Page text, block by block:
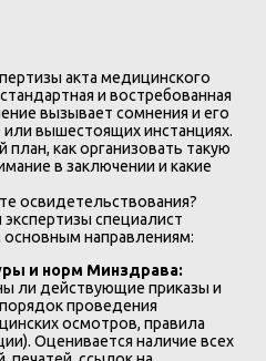
акта медицинского
и востребованная
вызывает сомнения и его
вышестоящих инстанциях.
как организовать такую
в заключении и какие
освидетельствования?
специалист
направлениям:
и норм Минздрава:
ли действующие приказы и
проведения
осмотров, правила
Оценивается наличие всех